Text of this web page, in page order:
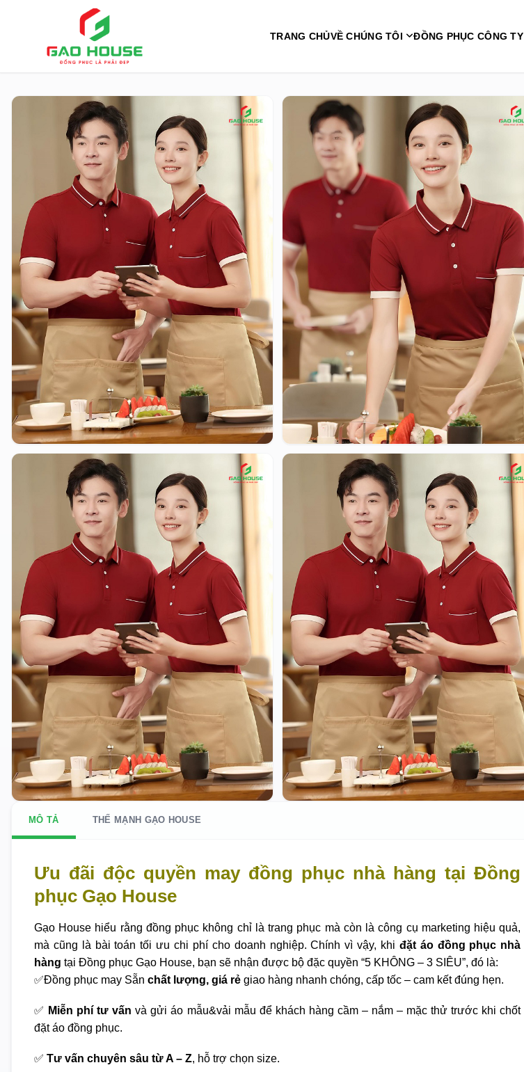
TRANG CHỦVỀ CHÚNG TÔI ĐỒNG PHỤC CÔNG TY
MÔ TẢ THẾ MẠNH GẠO HOUSE
Ưu đãi độc quyền may đồng phục nhà hàng tại Đồng
phục Gạo House
Gạo House hiểu rằng đồng phục không chỉ là trang phục mà còn là công cụ marketing hiệu quả,
mà cũng là bài toán tối ưu chi phí cho doanh nghiệp. Chính vì vậy, khi đặt áo đồng phục nhà
hàng tại Đồng phục Gạo House, bạn sẽ nhận được bộ đặc quyền “5 KHÔNG – 3 SIÊU”, đó là:
✅Đồng phục may Sẵn chất lượng, giá rẻ giao hàng nhanh chóng, cấp tốc – cam kết đúng hẹn.
✅ Miễn phí tư vấn và gửi áo mẫu&vải mẫu để khách hàng cầm – nắm – mặc thử trước khi chốt
đặt áo đồng phục.
✅ Tư vấn chuyên sâu từ A – Z, hỗ trợ chọn size.